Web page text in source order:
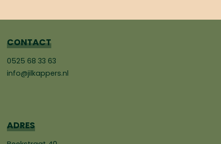
CONTACT
0525 68 33 63
info@jilkappers.nl
ADRES